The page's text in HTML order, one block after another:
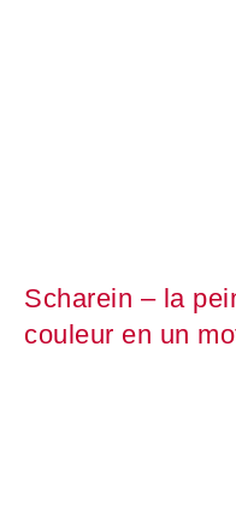
Scharein – la
couleur en un